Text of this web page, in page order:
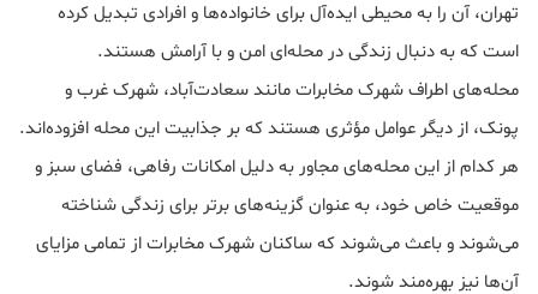
تهران، آن را به محیطی ایده‌آل برای خانواده‌ها و افرادی تبدیل کرده
است که به دنبال زندگی در محله‌ای امن و با آرامش هستند.
محله‌های اطراف شهرک مخابرات مانند سعادت‌آباد، شهرک غرب و
پونک، از دیگر عوامل مؤثری هستند که بر جذابیت این محله افزوده‌اند.
هر کدام از این محله‌های مجاور به دلیل امکانات رفاهی، فضای سبز و
موقعیت خاص خود، به عنوان گزینه‌های برتر برای زندگی شناخته
می‌شوند و باعث می‌شوند که ساکنان شهرک مخابرات از تمامی مزایای
آن‌ها نیز بهره‌مند شوند.